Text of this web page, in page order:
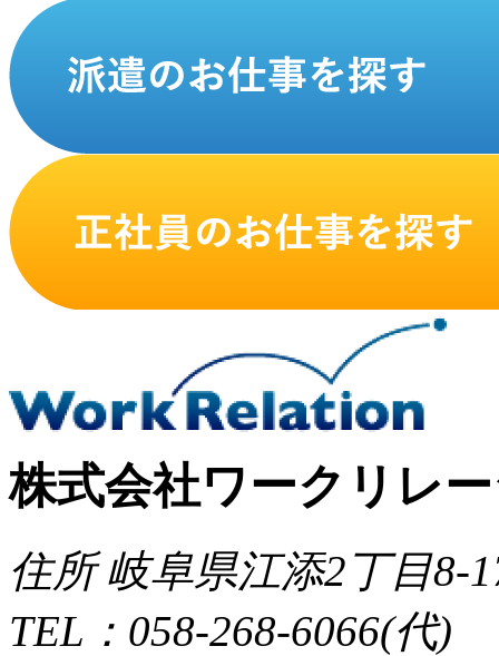
株式会社ワークリレ
住所 岐⾩県江添2丁⽬8-
TEL：058-268-6066(代)